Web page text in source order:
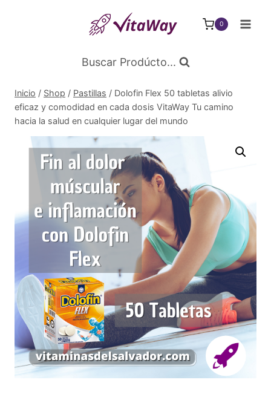
0
Buscar Prodúcto...
Inicio / Shop / Pastillas / Dolofin Flex 50 tabletas alivio
eficaz y comodidad en cada dosis VitaWay Tu camino
hacia la salud en cualquier lugar del mundo